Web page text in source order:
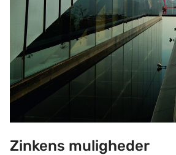
Zinkens muligheder